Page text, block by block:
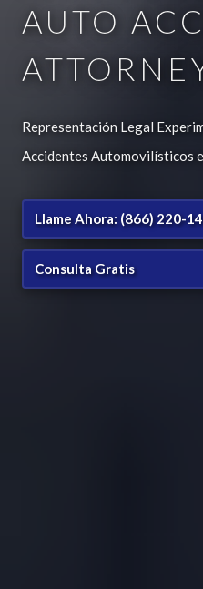
AUTO
Representación Legal
Accidentes Automovilísticos
Llame Ahora: (866) 220-
Consulta Gratis